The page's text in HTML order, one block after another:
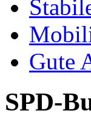
Gute
SPD-